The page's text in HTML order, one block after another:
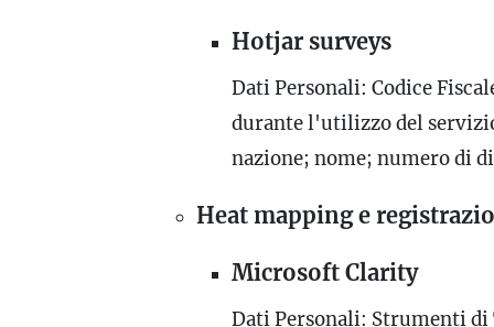
Hotjar surveys
Dati Personali: Codice
durante l'utilizzo del
nazione; nome; numero di
Heat mapping e
Microsoft Clarity
Dati Personali: Strumenti